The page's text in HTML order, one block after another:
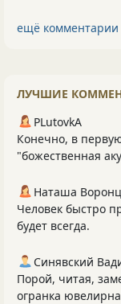
ещё
ЛУЧШИЕ
PLutоvkА
Конечно, в
"божественная
Наташа
Человек быстро
будет всегда.
Синявский
Порой, читая,
огранка